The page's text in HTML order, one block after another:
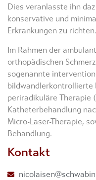
Kontakt
Dies veranlasste ihn
konservative und
Erkrankungen zu richten.
Im Rahmen der
orthopädischen
sogenannte
bildwandlerkontrollierte
periradikuläre Therapie
Katheterbehandlung
Micro-Laser-Therapie,
Behandlung.